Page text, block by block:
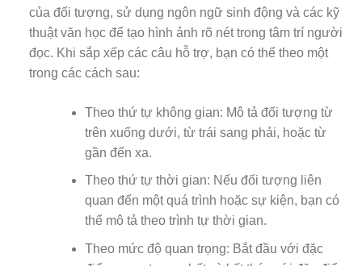
của đối tượng, sử dụng ngôn ngữ sinh động và các kỹ
thuật văn học để tạo hình ảnh rõ nét trong tâm trí người
đọc. Khi sắp xếp các câu hỗ trợ, bạn có thể theo một
trong các cách sau:
Theo thứ tự không gian: Mô tả đối tượng từ
trên xuống dưới, từ trái sang phải, hoặc từ
gần đến xa.
Theo thứ tự thời gian: Nếu đối tượng liên
quan đến một quá trình hoặc sự kiện, bạn có
thể mô tả theo trình tự thời gian.
Theo mức độ quan trọng: Bắt đầu với đặc